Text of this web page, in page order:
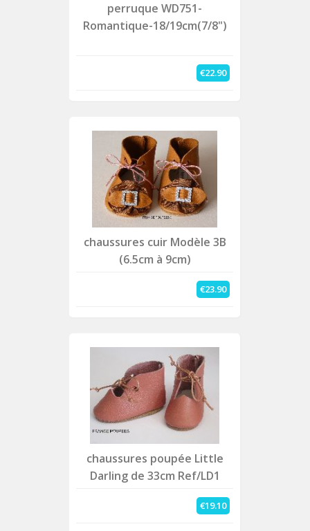
perruque WD751-
Romantique-18/19cm(7/8")
€22.90
chaussures cuir Modèle 3B
(6.5cm à 9cm)
€23.90
chaussures poupée Little
Darling de 33cm Ref/LD1
€19.10